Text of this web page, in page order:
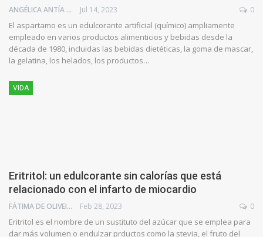
ANGÉLICA ANTÍA AZUAJE Jul 14, 2023 0
El aspartamo es un edulcorante artificial (químico) ampliamente
empleado en varios productos alimenticios y bebidas desde la
década de 1980, incluidas las bebidas dietéticas, la goma de mascar,
la gelatina, los helados, los productos…
VIDA
Eritritol: un edulcorante sin calorías que está
relacionado con el infarto de miocardio
FÁTIMA DE OLIVEIRA Feb 28, 2023 0
Eritritol es el nombre de un sustituto del azúcar que se emplea para
dar más volumen o endulzar prductos como la stevia, el fruto del